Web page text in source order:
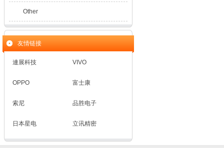
Other
友情链接
連展科技 VIVO
OPPO 富士康
索尼 品胜电子
日本星电 立讯精密